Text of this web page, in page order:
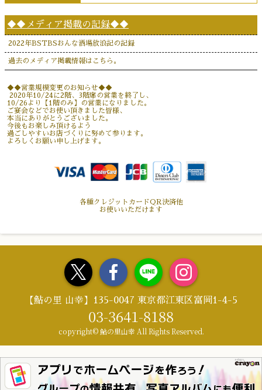
◆◆メディア掲載の記録◆◆
2022年BSTBSおんな酒場放浪記の記録
過去のメディア掲載情報はこちら。
◆◆営業規模変更のお知らせ◆◆
2020年10/24に2階、3階席の営業を終了し、
10/26より【1階のみ】の営業になりました。
ご宴会などでお使い頂きました皆様、
本当にありがとうございました。
今後もお楽しみ頂けるよう
過ごしやすいお店づくりに努めて参ります。
よろしくお願い申し上げます。
各種クレジットカードQR決済他
お使いいただけます
【鮎の里 山幸】135-0047 東京都江東区富岡1-4-5
03-3641-8188
copyright© 鮎の里山幸 All Rights Reserved.